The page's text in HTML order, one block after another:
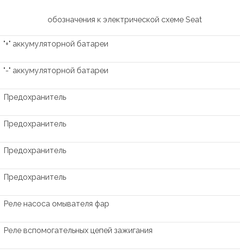
обозначения к электрической схеме Seat
"+" аккумуляторной батареи
"-" аккумуляторной батареи
Предохранитель
Предохранитель
Предохранитель
Предохранитель
Реле насоса омывателя фар
Реле вспомогательных цепей зажигания